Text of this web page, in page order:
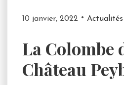
10 janvier, 2022 Actualités
La Colombe
Château